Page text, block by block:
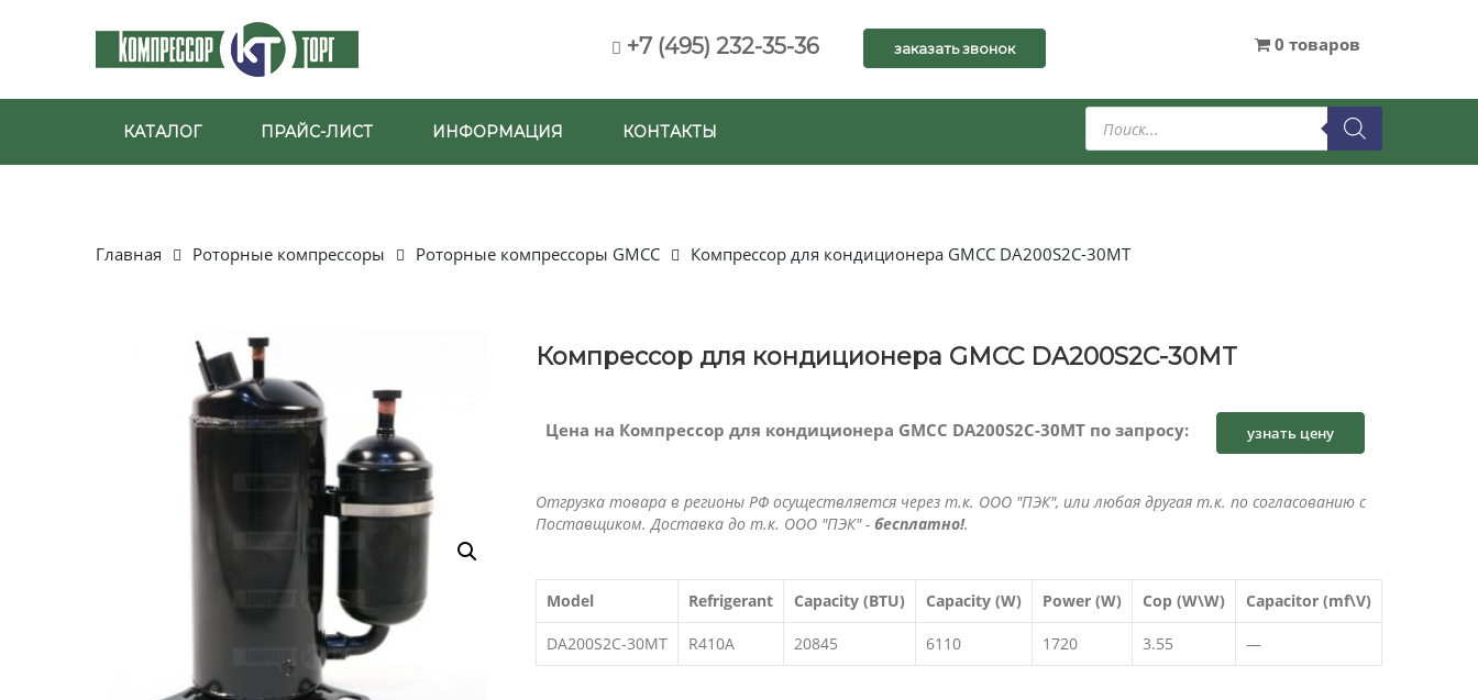
+7 (495) 232-35-36 заказать звонок 0 товаров
КАТАЛОГ ПРАЙС-ЛИСТ ИНФОРМАЦИЯ КОНТАКТЫ
Поиск
товаров
Главная Роторные компрессоры Роторные компрессоры GMCC Компрессор для кондиционера GMCC DA200S2C-30MT
Компрессор для кондиционера GMCC DA200S2C-30MT
Цена на Компрессор для кондиционера GMCC DA200S2C-30MT по запросу: узнать цену
Отгрузка товара в регионы РФ осуществляется через т.к. ООО "ПЭК", или любая другая т.к. по согласованию с
Поставщиком. Доставка до т.к. ООО "ПЭК" - бесплатно!.
Model Refrigerant Capacity (BTU) Capacity (W) Power (W) Cop (W\W) Capacitor (mf\V)
DA200S2C-30MT R410A 20845 6110 1720 3.55 —